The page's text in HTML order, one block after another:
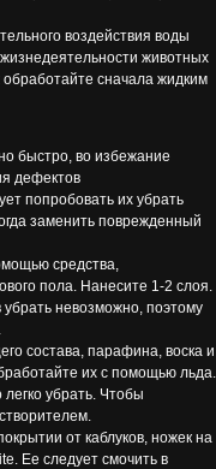
воздействия воды
животных
сначала жидким
быстро, во избежание
дефектов
попробовать их убрать
заменить поврежденный
средства,
пола. Нанесите 1-2 слоя.
невозможно, поэтому
состава, парафина, воска и
их с помощью льда.
убрать. Чтобы
от каблуков, ножек на
Ее следует смочить в